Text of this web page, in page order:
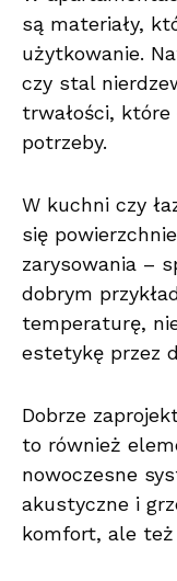
są materiały,
użytkowanie.
czy stal
trwałości,
potrzeby.
W kuchni czy
się
zarysowania –
dobrym
temperaturę,
estetykę przez
Dobrze
to również
nowoczesne
akustyczne i
komfort, ale też